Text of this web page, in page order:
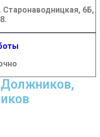
Старонаводницкая, 6Б,